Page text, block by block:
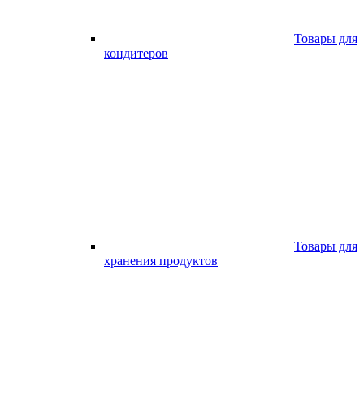
Товары для
кондитеров
Товары для
хранения продуктов